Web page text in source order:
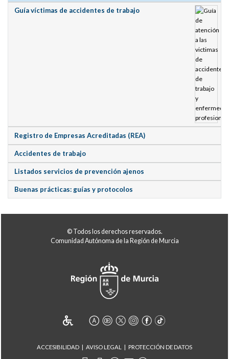
Guía víctimas de accidentes de trabajo
Registro de Empresas Acreditadas (REA)
Accidentes de trabajo
Listados servicios de prevención ajenos
Buenas prácticas: guías y protocolos
© Todos los derechos reservados.
Comunidad Autónoma de la Región de Murcia
ACCESIBILIDAD AVISO LEGAL PROTECCIÓN DE DATOS